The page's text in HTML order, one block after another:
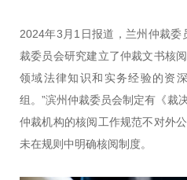
2024年3月1日报道，兰州仲裁委
裁委员会研究建立了仲裁文书核
领域法律知识和实务经验的资
组。”滨州仲裁委员会制定有《裁
仲裁机构的核阅工作规范不对外
未在规则中明确核阅制度。